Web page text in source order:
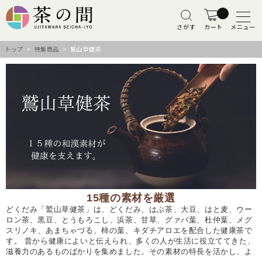
さがす カート メニュー
トップ > 特集商品 > 鷲山草健茶
15種の素材を厳選
どくだみ「鷲山草健茶」は、どくだみ、はぶ茶、大豆、はと麦、ウー
ロン茶、黒豆、とうもろこし、浜茶、甘草、グァバ葉、杜仲葉、メグ
スリノキ、あまちゃづる、柿の葉、キダチアロエを配合した健康茶で
す。 昔から健康によいと伝えられ、多くの人が生活に役立ててきた、
滋養力のあるものばかりを集めました。その素材の特長を活かし、よ